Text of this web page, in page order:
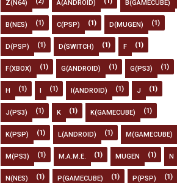
Z(N64) A(ANDROID) B(GAMECUBE)
B(NES) (1) C(PSP) (1) D(MUGEN) (1)
D(PSP) (1) D(SWITCH) (1) F (1)
F(XBOX) (1) G(ANDROID) (1) G(PS3) (1)
H (1) I (1) I(ANDROID) (1) J (1)
J(PS3) (1) K (1) K(GAMECUBE) (1)
K(PSP) (1) L(ANDROID) (1) M(GAMECUBE)
M(PS3) (1) M.A.M.E. (1) MUGEN (1) N
N(NES) (1) P(GAMECUBE) (1) P(PSP) (1)